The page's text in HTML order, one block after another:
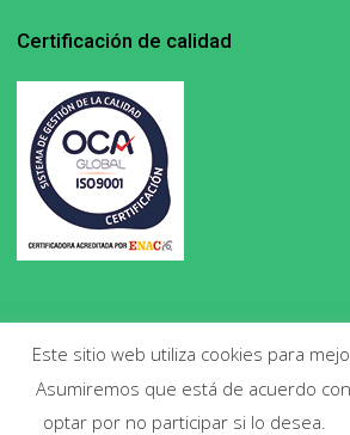
Certificación de calidad
Copyright 2020. Todos los
Este sitio web utiliza cookies para
Asumiremos que está de acuerdo
optar por no participar si lo desea.